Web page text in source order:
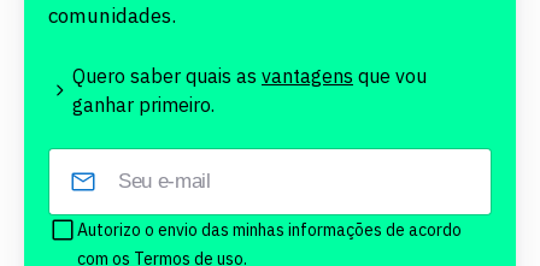
comunidades.
Quero saber quais as vantagens que vou
ganhar primeiro.
Autorizo o envio das minhas informações de acordo
com os Termos de uso.